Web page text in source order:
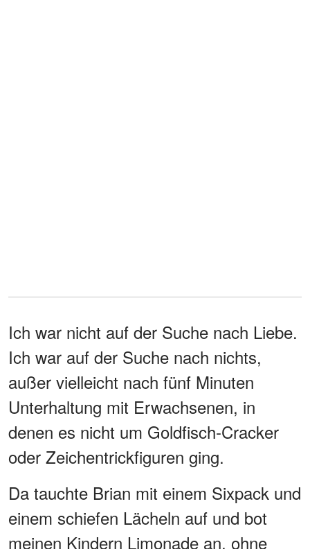
Ich war nicht auf der Suche nach Liebe.
Ich war auf der Suche nach nichts,
außer vielleicht nach fünf Minuten
Unterhaltung mit Erwachsenen, in
denen es nicht um Goldfisch-Cracker
oder Zeichentrickfiguren ging.
Da tauchte Brian mit einem Sixpack und
einem schiefen Lächeln auf und bot
meinen Kindern Limonade an, ohne